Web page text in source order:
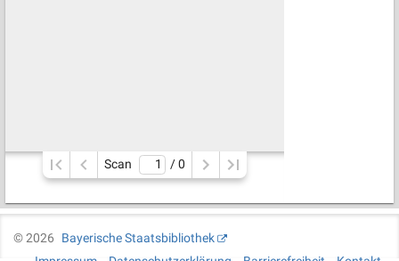
Scan / 0
©2026
Bayerische Staatsbibliothek